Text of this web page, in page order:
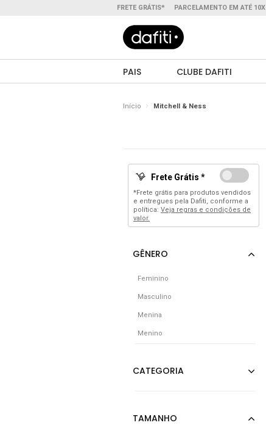
FRETE GRÁTIS* PARCELAMENTO EM ATÉ 10X
PAIS CLUBE DAFITI
Início Mitchell & Ness
Frete Grátis *
*Frete grátis para produtos vendidos
e entregues pela Dafiti, conforme a
política: Veja regras e condições de
valor.
Feminino
Masculino
Menina
Menino